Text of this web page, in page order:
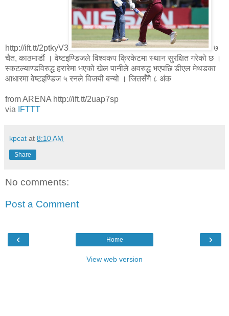
http://ift.tt/2ptkyV3
७
चैत, काठमाडौं । वेष्टइण्डिजले विश्वकप क्रिकेटमा स्थान सुरक्षित गरेको छ ।
स्कटल्याण्डविरुद्ध हरारेमा भएको खेल पानीले अवरुद्ध भएपछि डीएल मेथडका
आधारमा वेष्टइण्डिज ५ रनले विजयी बन्यो । जितसँगै ८ अंक
from ARENA http://ift.tt/2uap7sp
via
IFTTT
kpcat at 8:10 AM
Share
No comments:
Post a Comment
‹ ›
Home
View web version